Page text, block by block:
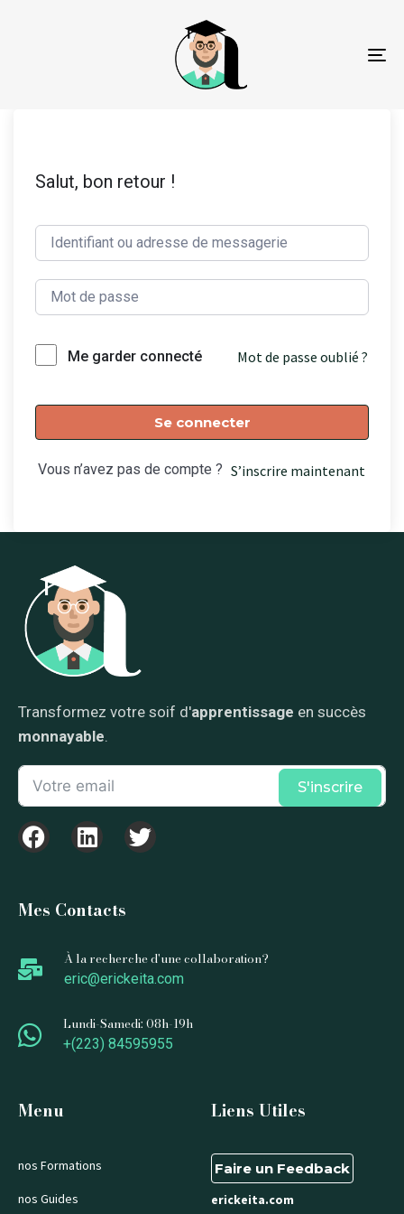
Salut, bon retour !
Me garder connecté Mot de passe oublié ?
Se connecter
Vous n’avez pas de compte ? S’inscrire maintenant
Transformez votre soif d'apprentissage en succès
monnayable.
S'inscrire
Mes Contacts
À la recherche d'une collaboration?
eric@erickeita.com
Lundi-Samedi: 08h-19h
+(223) 84595955
Menu
nos Formations
nos Guides
Liens Utiles
Faire un Feedback
erickeita.com